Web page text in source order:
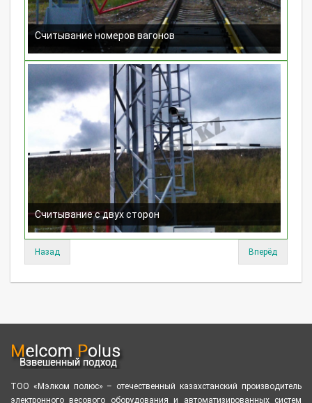
Считывание номеров вагонов
Считывание с двух сторон
Назад Вперёд
ТОО «Мэлком полюс» – отечественный казахстанский производитель
электронного весового оборудования и автоматизированных систем